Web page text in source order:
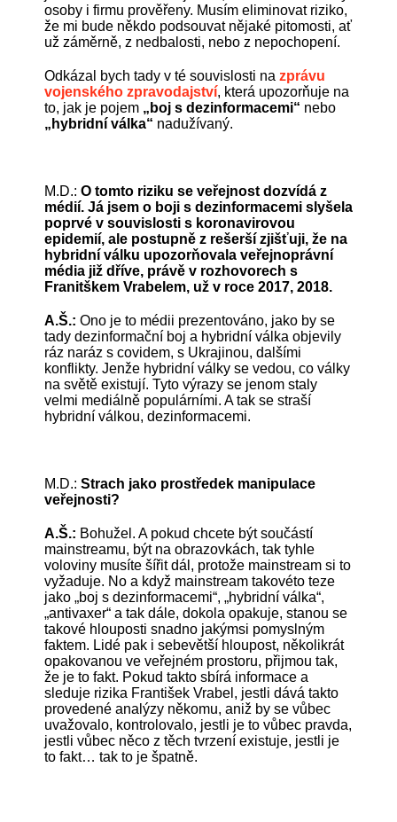
osoby i firmu prověřeny. Musím eliminovat riziko,
že mi bude někdo podsouvat nějaké pitomosti, ať
už záměrně, z nedbalosti, nebo z nepochopení.
Odkázal bych tady v té souvislosti na zprávu
vojenského zpravodajství, která upozorňuje na
to, jak je pojem „boj s dezinformacemi“ nebo
„hybridní válka“ nadužívaný.
M.D.: O tomto riziku se veřejnost dozvídá z
médií. Já jsem o boji s dezinformacemi slyšela
poprvé v souvislosti s koronavirovou
epidemií, ale postupně z rešerší zjišťuji, že na
hybridní válku upozorňovala veřejnoprávní
média již dříve, právě v rozhovorech s
Franitškem Vrabelem, už v roce 2017, 2018.
A.Š.: Ono je to médii prezentováno, jako by se
tady dezinformační boj a hybridní válka objevily
ráz naráz s covidem, s Ukrajinou, dalšími
konflikty. Jenže hybridní války se vedou, co války
na světě existují. Tyto výrazy se jenom staly
velmi mediálně populárními. A tak se straší
hybridní válkou, dezinformacemi.
M.D.: Strach jako prostředek manipulace
veřejnosti?
A.Š.: Bohužel. A pokud chcete být součástí
mainstreamu, být na obrazovkách, tak tyhle
voloviny musíte šířit dál, protože mainstream si to
vyžaduje. No a když mainstream takovéto teze
jako „boj s dezinformacemi“, „hybridní válka“,
„antivaxer“ a tak dále, dokola opakuje, stanou se
takové hlouposti snadno jakýmsi pomyslným
faktem. Lidé pak i sebevětší hloupost, několikrát
opakovanou ve veřejném prostoru, přijmou tak,
že je to fakt. Pokud takto sbírá informace a
sleduje rizika František Vrabel, jestli dává takto
provedené analýzy někomu, aniž by se vůbec
uvažovalo, kontrolovalo, jestli je to vůbec pravda,
jestli vůbec něco z těch tvrzení existuje, jestli je
to fakt… tak to je špatně.